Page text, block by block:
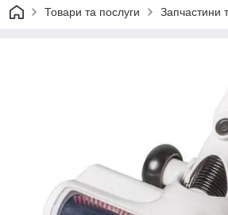
Товари та послуги Запчастини